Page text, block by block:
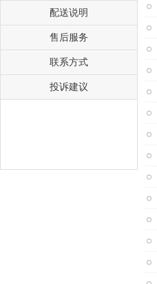
配送说明
售后服务
联系方式
投诉建议